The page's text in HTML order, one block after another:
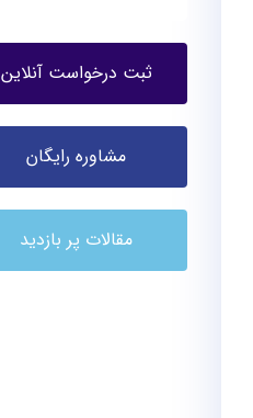
ثبت درخواست آنلاین
مشاوره رایگان
مقالات پر بازدید